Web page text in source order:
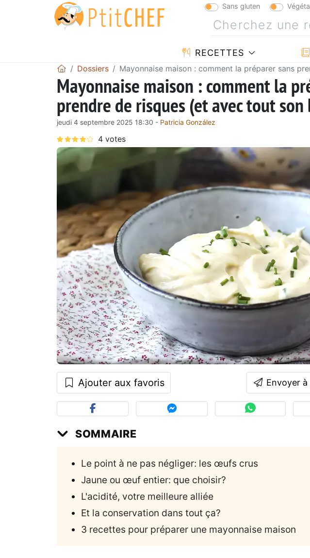
Sans gluten
RECETTES
Dossiers Mayonnaise maison : comment la préparer sans
Mayonnaise maison : comment la
prendre de risques (et avec tout
jeudi 4 septembre 2025 18:30 - Patricia González
Ajouter aux favoris Envoyer à
SOMMAIRE
Le point à ne pas négliger: les œufs crus
Jaune ou œuf entier: que choisir?
L'acidité, votre meilleure alliée
Et la conservation dans tout ça?
3 recettes pour préparer une mayonnaise maison